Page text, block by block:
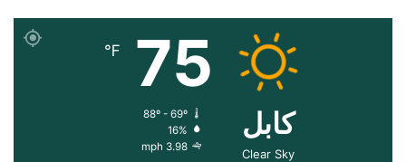
کابل
Clear Sky
75
℉
88º - 69º
16%
3.98 mph